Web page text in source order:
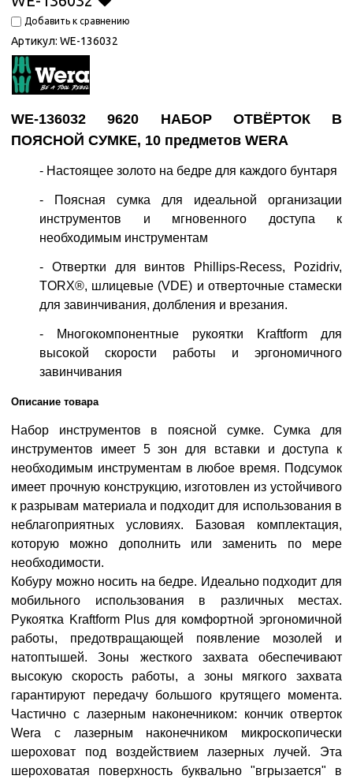
Добавить к сравнению
Артикул: WE-136032
WE-136032 9620 НАБОР ОТВЁРТОК В
ПОЯСНОЙ СУМКЕ, 10 предметов WERA
- Настоящее золото на бедре для каждого бунтаря
- Поясная сумка для идеальной организации
инструментов и мгновенного доступа к
необходимым инструментам
- Отвертки для винтов Phillips-Recess, Pozidriv,
TORX®, шлицевые (VDE) и отверточные стамески
для завинчивания, долбления и врезания.
- Многокомпонентные рукоятки Kraftform для
высокой скорости работы и эргономичного
завинчивания
Описание товара
Набор инструментов в поясной сумке. Сумка для
инструментов имеет 5 зон для вставки и доступа к
необходимым инструментам в любое время. Подсумок
имеет прочную конструкцию, изготовлен из устойчивого
к разрывам материала и подходит для использования в
неблагоприятных условиях. Базовая комплектация,
которую можно дополнить или заменить по мере
необходимости.
Кобуру можно носить на бедре. Идеально подходит для
мобильного использования в различных местах.
Рукоятка Kraftform Plus для комфортной эргономичной
работы, предотвращающей появление мозолей и
натоптышей. Зоны жесткого захвата обеспечивают
высокую скорость работы, а зоны мягкого захвата
гарантируют передачу большого крутящего момента.
Частично с лазерным наконечником: кончик отверток
Wera с лазерным наконечником микроскопически
шероховат под воздействием лазерных лучей. Эта
шероховатая поверхность буквально "вгрызается" в